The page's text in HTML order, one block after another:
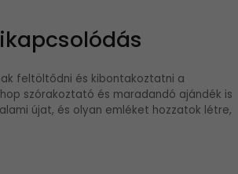
feltöltődni és kibontakoztatni a
szórakoztató és maradandó ajándék is
újat, és olyan emléket hozzatok létre,